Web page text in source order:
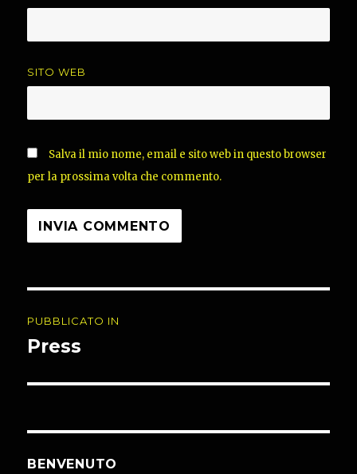
SITO WEB
Salva il mio nome, email e sito web in questo browser
per la prossima volta che commento.
articoli
PUBBLICATO IN
Press
BENVENUTO